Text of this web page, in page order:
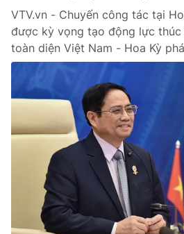
VTV.vn - Chuyến công tác tại
được kỳ vọng tạo động lực thúc
toàn diện Việt Nam - Hoa Kỳ